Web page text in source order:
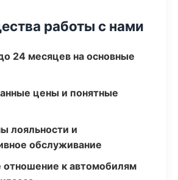
работы с нами
24 месяцев на основные
цены и понятные
лояльности и
обслуживание
к автомобилям